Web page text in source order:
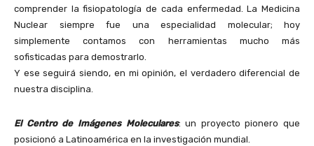
comprender la fisiopatología de cada enfermedad. La Medicina
Nuclear siempre fue una especialidad molecular; hoy
simplemente contamos con herramientas mucho más
sofisticadas para demostrarlo.
Y ese seguirá siendo, en mi opinión, el verdadero diferencial de
nuestra disciplina.
El Centro de Imágenes Moleculares: un proyecto pionero que
posicionó a Latinoamérica en la investigación mundial.